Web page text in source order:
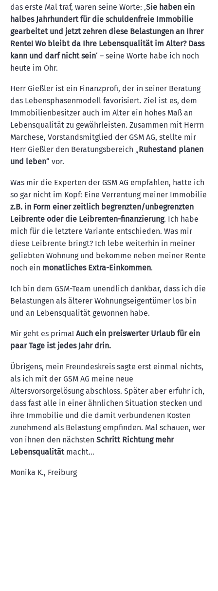
das erste Mal traf, waren seine Worte: ‚ Sie haben ein
halbes Jahrhundert für die schuldenfreie Immobilie
gearbeitet und jetzt zehren diese Belastungen an Ihrer
Rente! Wo bleibt da Ihre Lebensqualität im Alter? Dass
kann und darf nicht sein‘ – seine Worte habe ich noch
heute im Ohr.
Herr Gießler ist ein Finanzprofi, der in seiner Beratung
das Lebensphasenmodell favorisiert. Ziel ist es, dem
Immobilienbesitzer auch im Alter ein hohes Maß an
Lebensqualität zu gewährleisten. Zusammen mit Herrn
Marchese, Vorstandsmitglied der GSM AG, stellte mir
Herr Gießler den Beratungsbereich „Ruhestand planen
und leben“ vor.
Was mir die Experten der GSM AG empfahlen, hatte ich
so gar nicht im Kopf: Eine Verrentung meiner Immobilie
z.B. in Form einer zeitlich begrenzten/unbegrenzten
Leibrente oder die Leibrenten-finanzierung. Ich habe
mich für die letztere Variante entschieden. Was mir
diese Leibrente bringt? Ich lebe weiterhin in meiner
geliebten Wohnung und bekomme neben meiner Rente
noch ein monatliches Extra-Einkommen.
Ich bin dem GSM-Team unendlich dankbar, dass ich die
Belastungen als älterer Wohnungseigentümer los bin
und an Lebensqualität gewonnen habe.
Mir geht es prima! Auch ein preiswerter Urlaub für ein
paar Tage ist jedes Jahr drin.
Übrigens, mein Freundeskreis sagte erst einmal nichts,
als ich mit der GSM AG meine neue
Altersvorsorgelösung abschloss. Später aber erfuhr ich,
dass fast alle in einer ähnlichen Situation stecken und
ihre Immobilie und die damit verbundenen Kosten
zunehmend als Belastung empfinden. Mal schauen, wer
von ihnen den nächsten Schritt Richtung mehr
Lebensqualitätmacht…
Monika K., Freiburg